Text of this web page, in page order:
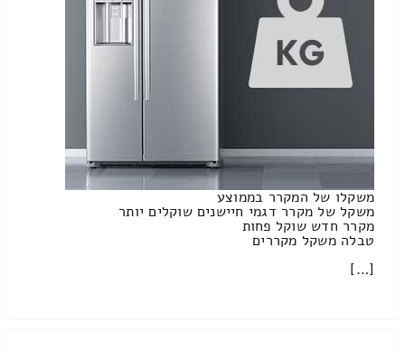
משקלו של המקרר בממוצע
משקל של מקרר דגמי חיישנים שוקלים יותר
מקרר חדש שוקל פחות
טבלה משקל מקררים
[…]